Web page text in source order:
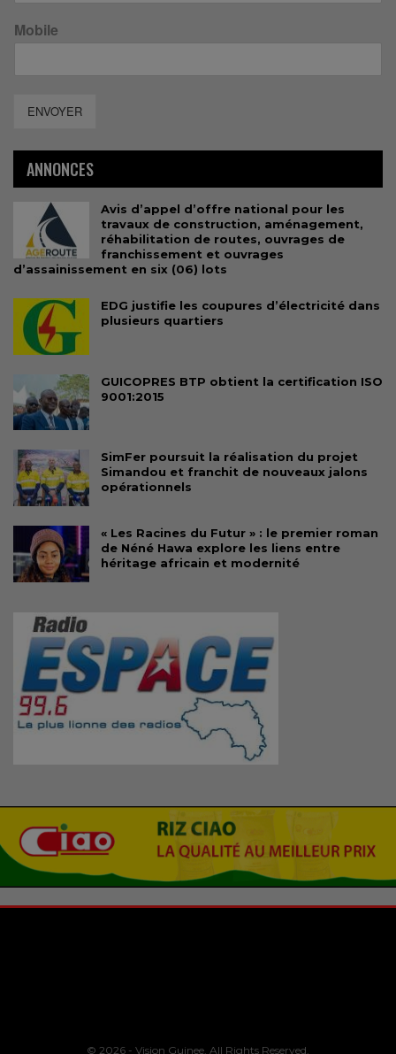
Mobile
ENVOYER
ANNONCES
Avis d’appel d’offre national pour les
travaux de construction, aménagement,
réhabilitation de routes, ouvrages de
franchissement et ouvrages
d’assainissement en six (06) lots
EDG justifie les coupures d’électricité dans
plusieurs quartiers
GUICOPRES BTP obtient la certification ISO
9001:2015
SimFer poursuit la réalisation du projet
Simandou et franchit de nouveaux jalons
opérationnels
« Les Racines du Futur » : le premier roman
de Néné Hawa explore les liens entre
héritage africain et modernité
© 2026 - Vision Guinee. All Rights Reserved.